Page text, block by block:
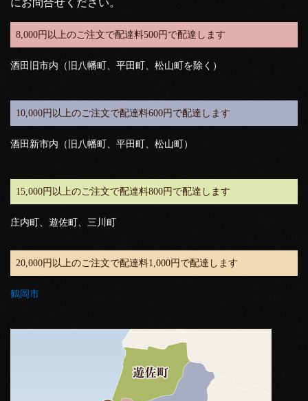
にお問合せください。
8,000円以上のご注文で配達料500円で配達します
酒田旧市内（旧八幡町、平田町、松山町を除く）
10,000円以上のご注文で配達料600円で配達します
酒田新市内（旧八幡町、平田町、松山町）
15,000円以上のご注文で配達料800円で配達します
庄内町、遊佐町、三川町
20,000円以上のご注文で配達料1,000円で配達します
鶴岡市